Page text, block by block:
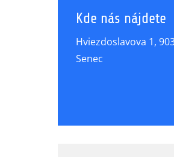
Kde nás nájdete
Hviezdoslavova 1,
Senec